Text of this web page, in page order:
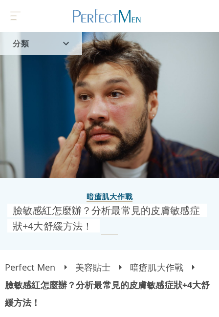
分類
首頁
暗瘡肌大作戰
臉敏感紅怎麼辦？分析最常見的皮膚敏感症
狀+4大舒緩方法！
Perfect Men 美容貼士
暗瘡肌大作戰
臉敏感紅怎麼辦？分析最常見的皮膚敏感症狀+4大舒
緩方法！